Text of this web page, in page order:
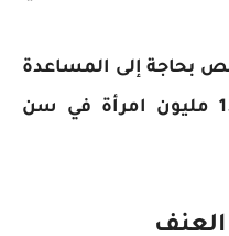
مليون شخص بحاجة إلى المساعدة
حاليا، بما في ذلك حوالي 1.3 مليون امرأة في سن